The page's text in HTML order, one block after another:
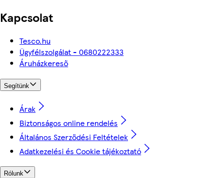
Kapcsolat
Tesco.hu
Ügyfélszolgálat - 0680222333
Áruházkereső
Segítünk
Árak
Biztonságos online rendelés
Általános Szerződési Feltételek
Adatkezelési és Cookie tájékoztató
Rólunk